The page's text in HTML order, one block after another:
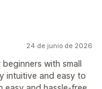
24 de junio de 2026
with small
intuitive and easy to